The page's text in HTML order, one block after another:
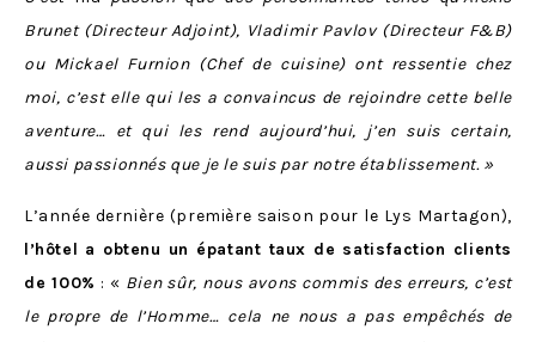
Brunet (Directeur Adjoint), Vladimir Pavlov (Directeur F&B)
ou Mickael Furnion (Chef de cuisine) ont ressentie chez
moi, c’est elle qui les a convaincus de rejoindre cette belle
aventure… et qui les rend aujourd’hui, j’en suis certain,
aussi passionnés que je le suis par notre établissement. »
L’année dernière (première saison pour le Lys Martagon),
l’hôtel a obtenu un épatant taux de satisfaction clients
de 100% : « Bien sûr, nous avons commis des erreurs, c’est
le propre de l’Homme… cela ne nous a pas empêchés de